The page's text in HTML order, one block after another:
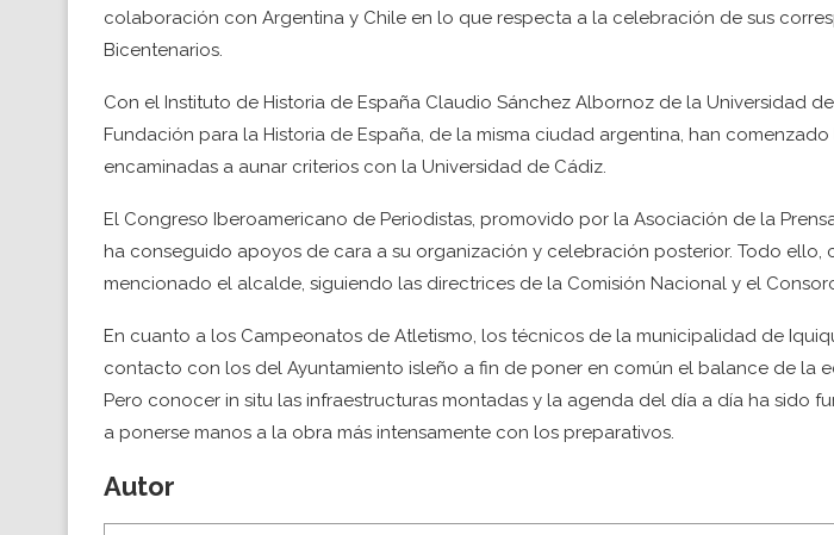
colaboración con Argentina y Chile en lo que respecta a la celebración de sus
Bicentenarios.
Con el Instituto de Historia de España Claudio Sánchez Albornoz de la Universidad
Fundación para la Historia de España, de la misma ciudad argentina, han
encaminadas a aunar criterios con la Universidad de Cádiz.
El Congreso Iberoamericano de Periodistas, promovido por la Asociación de la
ha conseguido apoyos de cara a su organización y celebración posterior. Todo ello,
mencionado el alcalde, siguiendo las directrices de la Comisión Nacional y el
En cuanto a los Campeonatos de Atletismo, los técnicos de la municipalidad de
contacto con los del Ayuntamiento isleño a fin de poner en común el balance de la
Pero conocer in situ las infraestructuras montadas y la agenda del día a día ha sido
a ponerse manos a la obra más intensamente con los preparativos.
Autor